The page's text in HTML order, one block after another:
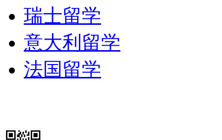
瑞士留学
意大利留学
法国留学